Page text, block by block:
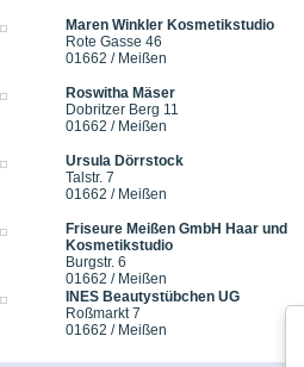
Maren Winkler Kosmetikstudio
Rote Gasse 46
01662 / Meißen
Roswitha Mäser
Dobritzer Berg 11
01662 / Meißen
Ursula Dörrstock
Talstr. 7
01662 / Meißen
Friseure Meißen GmbH Haar und
Kosmetikstudio
Burgstr. 6
01662 / Meißen
INES Beautystübchen UG
Roßmarkt 7
01662 / Meißen